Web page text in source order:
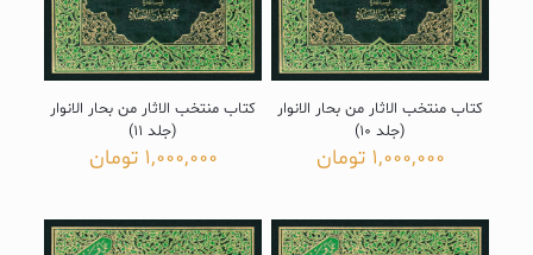
کتاب منتخب الاثار من بحار الانوار
(جلد 10)
1,000,000 تومان
کتاب منتخب الاثار من بحار الانوار
(جلد 11)
1,000,000 تومان